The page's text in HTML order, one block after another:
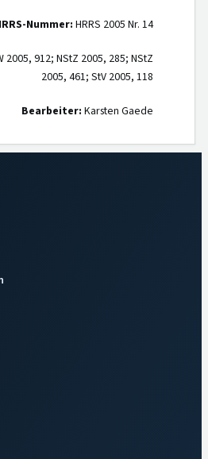
Nummer: HRRS 2005 Nr. 14
2005, 912; NStZ 2005, 285; NStZ
2005, 461; StV 2005, 118
Bearbeiter: Karsten Gaede